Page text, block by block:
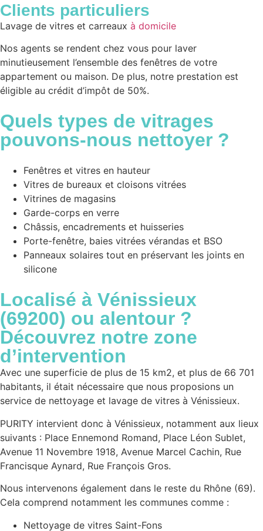
Clients particuliers
Lavage de vitres et carreaux à domicile
Nos agents se rendent chez vous pour laver
minutieusement l’ensemble des fenêtres de votre
appartement ou maison. De plus, notre prestation est
éligible au crédit d’impôt de 50%.
Quels types de vitrages
pouvons-nous nettoyer ?
Fenêtres et vitres en hauteur
Vitres de bureaux et cloisons vitrées
Vitrines de magasins
Garde-corps en verre
Châssis, encadrements et huisseries
Porte-fenêtre, baies vitrées vérandas et BSO
Panneaux solaires tout en préservant les joints en
silicone
Localisé à Vénissieux
(69200) ou alentour ?
Découvrez notre zone
d’intervention
Avec une superficie de plus de 15 km2, et plus de 66 701
habitants, il était nécessaire que nous proposions un
service de nettoyage et lavage de vitres à Vénissieux.
PURITY intervient donc à Vénissieux, notamment aux lieux
suivants : Place Ennemond Romand, Place Léon Sublet,
Avenue 11 Novembre 1918, Avenue Marcel Cachin, Rue
Francisque Aynard, Rue François Gros.
Nous intervenons également dans le reste du Rhône (69).
Cela comprend notamment les communes comme :
Nettoyage de vitres Saint-Fons